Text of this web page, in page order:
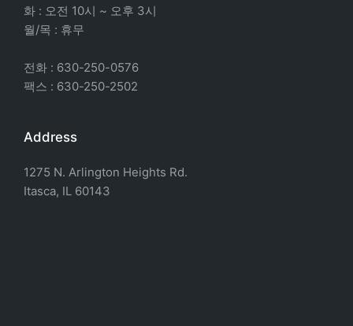
화 : 오전 10시 ~ 오후 3시
월/목 : 휴무
전화 : 630-250-0576
팩스 : 630-250-2502
Address
1275 N. Arlington Heights Rd.
Itasca, IL 60143